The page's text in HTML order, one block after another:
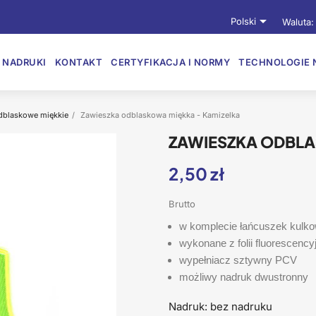
Polski Waluta:
NADRUKI KONTAKT CERTYFIKACJA I NORMY TECHNOLOGIE
miękkie Zawieszka odblaskowa miękka - Kamizelka
ZAWIESZKA
2,50 zł
Brutto
w komplecie łańcuszek
wykonane z folii
wypełniacz sztywny PCV
możliwy nadruk dwustronny
Nadruk: bez nadruku